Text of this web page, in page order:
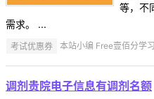
等，不
需求。 ...
考试优惠券 本站小编 Free壹佰分学
调剂贵院电子信息有调剂名额